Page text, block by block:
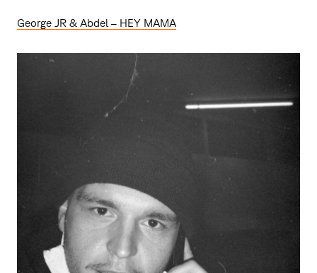
George JR & Abdel – HEY MAMA